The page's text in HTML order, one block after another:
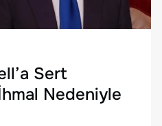
Sert
Nedeniyle